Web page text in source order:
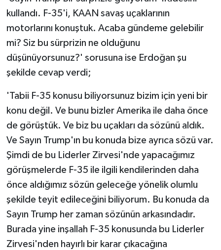
kullandı. F-35'i, KAAN savaş uçaklarının
motorlarını konuştuk. Acaba gündeme gelebilir
mi? Siz bu sürprizin ne olduğunu
düşünüyorsunuz?' sorusuna ise Erdoğan şu
şekilde cevap verdi;
'Tabii F-35 konusu biliyorsunuz bizim için yeni bir
konu değil. Ve bunu bizler Amerika ile daha önce
de görüştük. Ve biz bu uçakları da sözünü aldık.
Ve Sayın Trump'ın bu konuda bize ayrıca sözü var.
Şimdi de bu Liderler Zirvesi'nde yapacağımız
görüşmelerde F-35 ile ilgili kendilerinden daha
önce aldığımız sözün geleceğe yönelik olumlu
şekilde teyit edileceğini biliyorum. Bu konuda da
Sayın Trump her zaman sözünün arkasındadır.
Burada yine inşallah F-35 konusunda bu Liderler
Zirvesi'nden hayırlı bir karar çıkacağına